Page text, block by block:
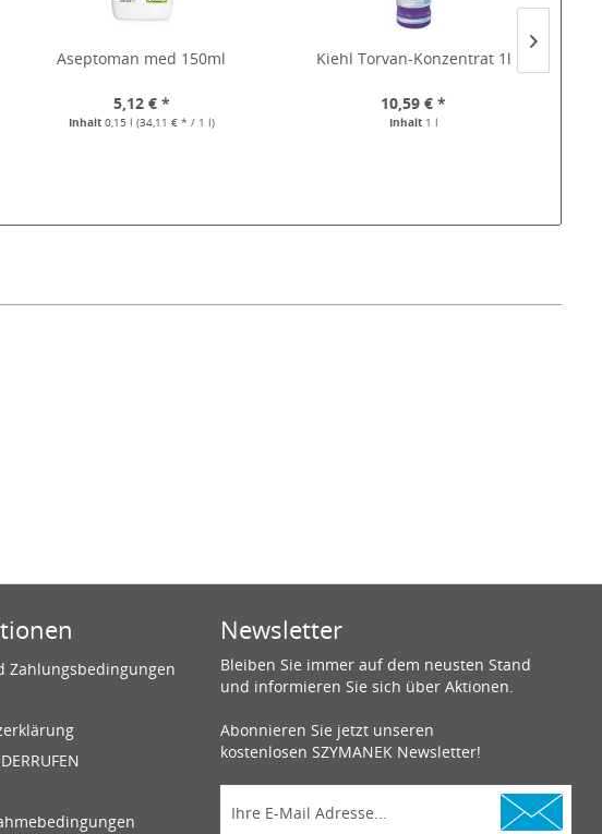
Aseptoman med 150ml
5,12 € *
Inhalt 0,15 l (34,11 € * / 1 l)
Kiehl Torvan-Konzentrat 1l
10,59 € *
Inhalt 1 l
Zahlungsbedingungen
Newsletter
Bleiben Sie immer auf dem neusten Stand
und informieren Sie sich über Aktionen.
Abonnieren Sie jetzt unseren
kostenlosen SZYMANEK Newsletter!